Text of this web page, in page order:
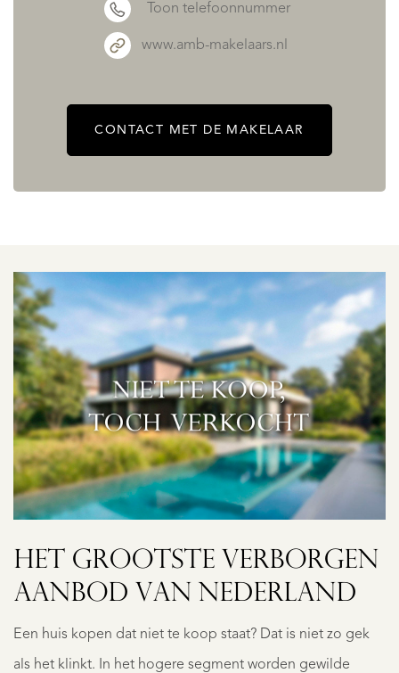
Toon telefoonnummer
www.amb-makelaars.nl
CONTACT MET DE MAKELAAR
HET GROOTSTE VERBORGEN
AANBOD VAN NEDERLAND
Een huis kopen dat niet te koop staat? Dat is niet zo gek
als het klinkt. In het hogere segment worden gewilde